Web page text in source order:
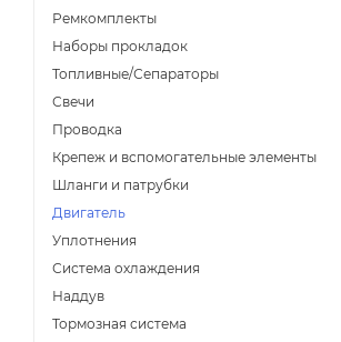
Ремкомплекты
Наборы прокладок
Топливные/Сепараторы
Свечи
Проводка
Крепеж и вспомогательные элементы
Шланги и патрубки
Двигатель
Уплотнения
Система охлаждения
Наддув
Тормозная система